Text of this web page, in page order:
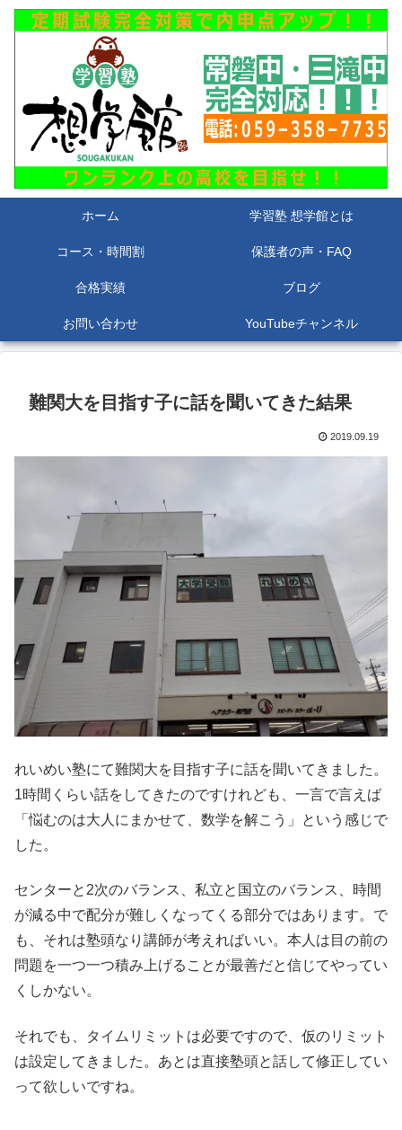
ホーム 学習塾 想学館とは
コース・時間割 保護者の声・FAQ
合格実績 ブログ
お問い合わせ YouTubeチャンネル
難関大を目指す子に話を聞いてきた結果
2019.09.19
れいめい塾にて難関大を目指す子に話を聞いてきました。
1時間くらい話をしてきたのですけれども、一言で言えば
「悩むのは大人にまかせて、数学を解こう」という感じで
した。
センターと2次のバランス、私立と国立のバランス、時間
が減る中で配分が難しくなってくる部分ではあります。で
も、それは塾頭なり講師が考えればいい。本人は目の前の
問題を一つ一つ積み上げることが最善だと信じてやってい
くしかない。
それでも、タイムリミットは必要ですので、仮のリミット
は設定してきました。あとは直接塾頭と話して修正してい
って欲しいですね。